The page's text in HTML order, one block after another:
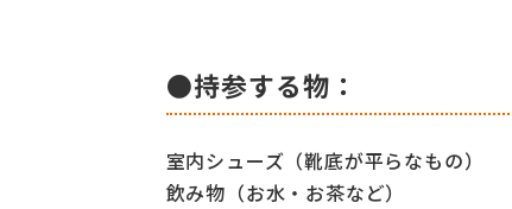
●持参する物：
室内シューズ（靴底が平らなもの）
飲み物（お水・お茶など）